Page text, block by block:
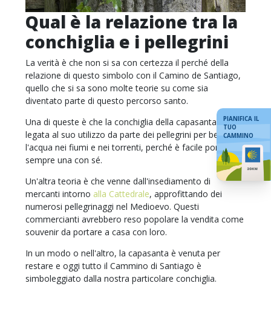
PIANIFICA IL
TUO
CAMMINO
Qual è la relazione tra la
conchiglia e i pellegrini
La verità è che non si sa con certezza il perché della
relazione di questo simbolo con il Camino de Santiago,
quello che si sa sono molte teorie su come sia
diventato parte di questo percorso santo.
Una di queste è che la conchiglia della capasanta è
legata al suo utilizzo da parte dei pellegrini per bere
l'acqua nei fiumi e nei torrenti, perché è facile portarne
sempre una con sé.
Un'altra teoria è che venne dall'insediamento di
mercanti intorno alla Cattedrale, approfittando dei
numerosi pellegrinaggi nel Medioevo. Questi
commercianti avrebbero reso popolare la vendita come
souvenir da portare a casa con loro.
In un modo o nell'altro, la capasanta è venuta per
restare e oggi tutto il Cammino di Santiago è
simboleggiato dalla nostra particolare conchiglia.